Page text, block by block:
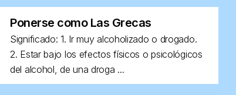
Ponerse como Las Grecas
Significado: 1. Ir muy alcoholizado o drogado.
2. Estar bajo los efectos físicos o psicológicos
del alcohol, de una droga ...